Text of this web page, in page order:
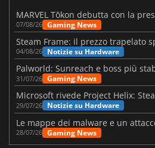
07/08/26 Gaming News
04/08/26 Notizie su Hardware
31/07/26 Gaming News
Microsoft rivede Project Helix:
29/07/26 Notizie su Hardware
28/07/26 Gaming News